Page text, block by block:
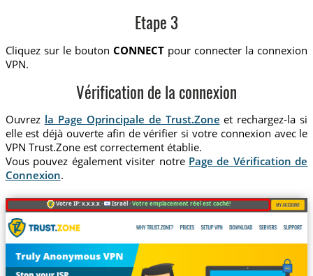
Etape 3
Cliquez sur le bouton CONNECT pour connecter la connexion
VPN.
Vérification de la connexion
Ouvrez la Page Oprincipale de Trust.Zone et rechargez-la si
elle est déjà ouverte afin de vérifier si votre connexion avec le
VPN Trust.Zone est correctement établie.
Vous pouvez également visiter notre Page de Vérification de
Connexion.
Votre IP: x.x.x.x · Israël ·Votre emplacement réel est caché!